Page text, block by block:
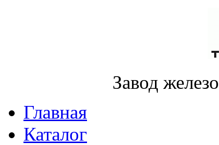
Завод
Главная
Каталог